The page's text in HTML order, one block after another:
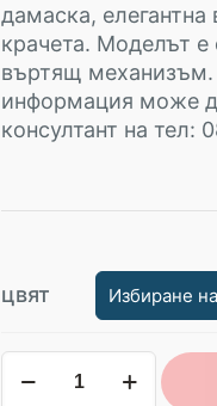
дамаска,
крачета. Моделът е
въртящ механизъм.
информация може
консултант на тел:
цвят
за